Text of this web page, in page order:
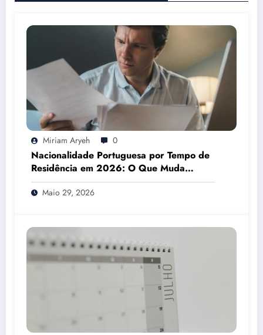
Miriam Aryeh 0
Nacionalidade Portuguesa por Tempo de
Residência em 2026: O Que Muda
Mesmo
Maio 29, 2026